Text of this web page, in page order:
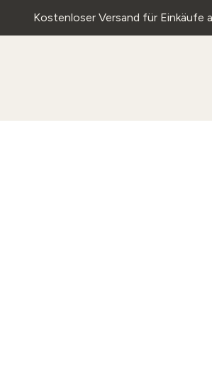
Kostenloser Versand für Einkäufe